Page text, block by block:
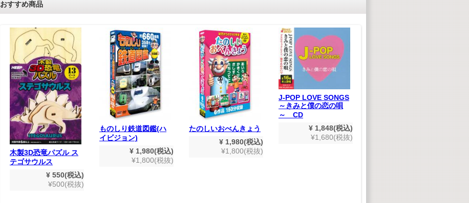
おすすめ商品
木製3D恐竜パズル ス
テゴサウルス
¥ 550(税込)
¥500(税抜)
ものしり鉄道図鑑(ハ
イビジョン)
¥ 1,980(税込)
¥1,800(税抜)
たのしいおべんきょう
¥ 1,980(税込)
¥1,800(税抜)
J-POP LOVE SONGS
～きみと僕の恋の唄
～ CD
¥ 1,848(税込)
¥1,680(税抜)
たのしいえいごのうた
(デジタルリマスター
版）
¥ 1,980(税込)
¥1,800(税抜)
世